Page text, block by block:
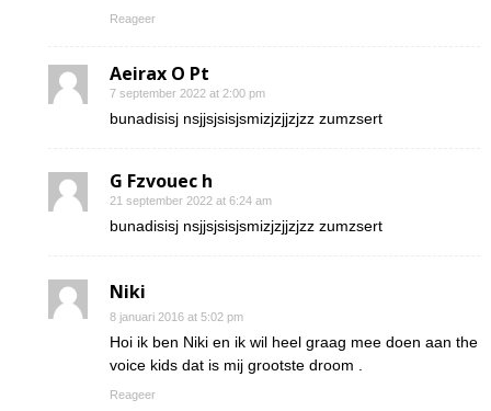
Reageer
Aeirax O Pt
7 september 2022 at 2:00 pm
bunadisisj nsjjsjsisjsmizjzjjzjzz zumzsert
G Fzvouec h
21 september 2022 at 6:24 am
bunadisisj nsjjsjsisjsmizjzjjzjzz zumzsert
Niki
8 januari 2016 at 5:02 pm
Hoi ik ben Niki en ik wil heel graag mee doen aan the
voice kids dat is mij grootste droom .
Reageer